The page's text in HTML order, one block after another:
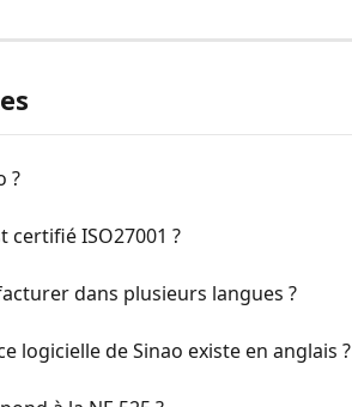
?
certifié ISO27001 ?
dans plusieurs langues ?
logicielle de Sinao existe en anglais ?